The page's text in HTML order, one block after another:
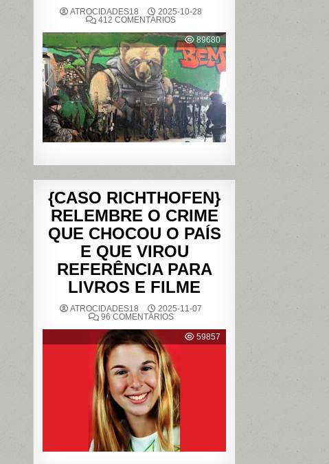
ATROCIDADES18
2025-10-28
412 COMENTÁRIOSEM
POLICIAL
DEIXA
121
MORTOS
NOS
COMPLEXOS
DO
ALEMÃO
E
DA
PENHA,
NO
RIO
DE
89680
{CASO RICHTHOFEN}
RELEMBRE O CRIME
QUE CHOCOU O PAÍS
E QUE VIROU
REFERÊNCIA PARA
LIVROS E FILME
ATROCIDADES18
2025-11-07
96 COMENTÁRIOSEM
RICHTHOFEN}
RELEMBRE
QUE
CHOCOU
O
PAÍS
E
QUE
VIROU
REFERÊNCIA
PARA
E
59857